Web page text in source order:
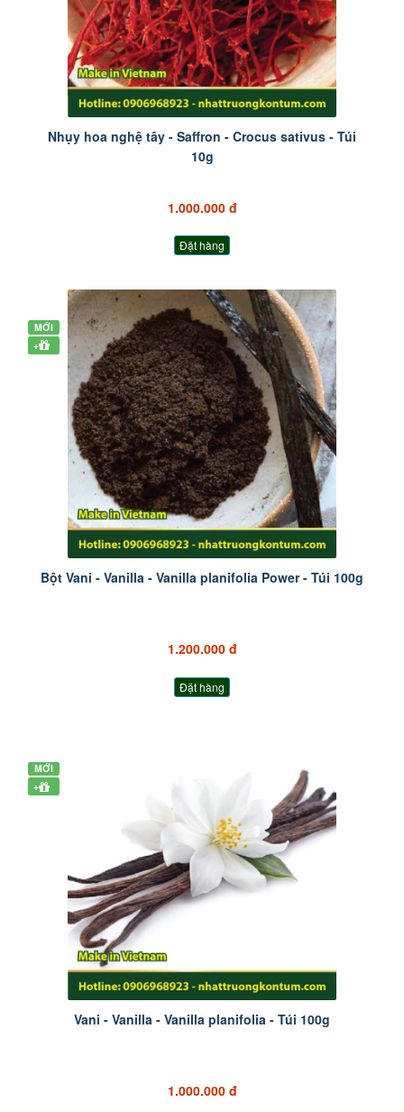
Nhụy hoa nghệ tây - Saffron - Crocus sativus - Túi
10g
1.000.000 đ
Đặt hàng
MỚI
+
Bột Vani - Vanilla - Vanilla planifolia Power - Túi 100g
1.200.000 đ
Đặt hàng
MỚI
+
Vani - Vanilla - Vanilla planifolia - Túi 100g
1.000.000 đ